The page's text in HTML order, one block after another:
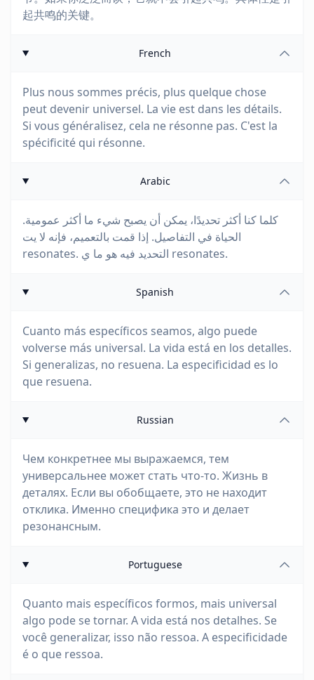
起共鸣的关键。
French
Plus nous sommes précis, plus quelque chose
peut devenir universel. La vie est dans les détails.
Si vous généralisez, cela ne résonne pas. C'est la
spécificité qui résonne.
Arabic
كلما كنا أكثر تحديدًا، يمكن أن يصبح شيء ما أكثر عمومية.
الحياة في التفاصيل. إذا قمت بالتعميم، فإنه لا يت
resonates. التحديد فيه هو ما ي resonates.
Spanish
Cuanto más específicos seamos, algo puede
volverse más universal. La vida está en los detalles.
Si generalizas, no resuena. La especificidad es lo
que resuena.
Russian
Чем конкретнее мы выражаемся, тем
универсальнее может стать что-то. Жизнь в
деталях. Если вы обобщаете, это не находит
отклика. Именно специфика это и делает
резонансным.
Portuguese
Quanto mais específicos formos, mais universal
algo pode se tornar. A vida está nos detalhes. Se
você generalizar, isso não ressoa. A especificidade
é o que ressoa.